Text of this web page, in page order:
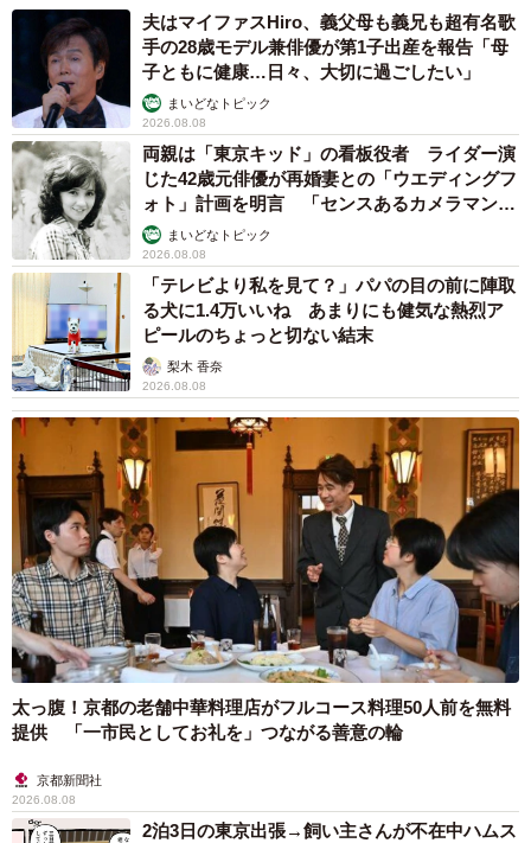
ゃんでんわ」。久しぶりにかけてみてはいかがだろうか。
リカちゃんでんわ
電話番号03-3604-2000
ホームぺージ： https://licca.takaratomy.co.jp/tel/
夫はマイファスHiro、義父母も義兄も超有名歌
手の28歳モデル兼俳優が第1子出産を報告「母
子ともに健康…日々、大切に過ごしたい」
まいどなトピック
2026.08.08
両親は「東京キッド」の看板役者 ライダー演
じた42歳元俳優が再婚妻との「ウエディングフ
ォト」計画を明言 「センスあるカメラマン求
む」まいどなトピック
2026.08.08
「テレビより私を見て？」パパの目の前に陣取
る犬に1.4万いいね あまりにも健気な熱烈ア
ピールのちょっと切ない結末
梨木 香奈
2026.08.08
太っ腹！京都の老舗中華料理店がフルコース料理50人前を無料
提供 「一市民としてお礼を」つながる善意の輪
京都新聞社
2026.08.08
2泊3日の東京出張→飼い主さんが不在中ハムス